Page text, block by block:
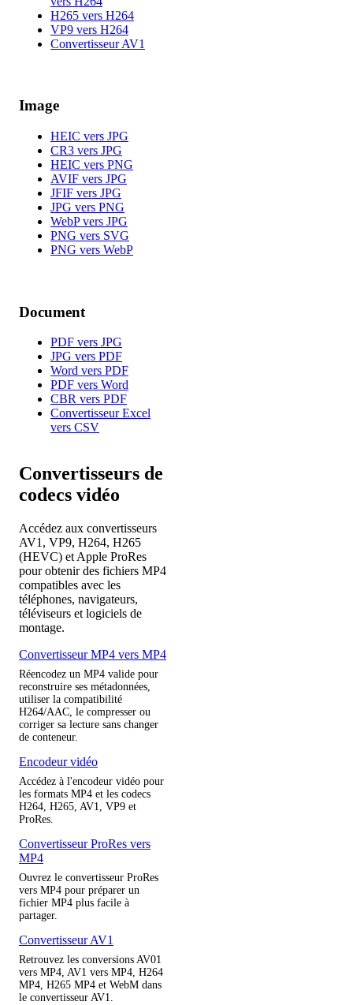
H265 vers H264
VP9 vers H264
Convertisseur AV1
Image
HEIC vers JPG
CR3 vers JPG
HEIC vers PNG
AVIF vers JPG
JFIF vers JPG
JPG vers PNG
WebP vers JPG
PNG vers SVG
PNG vers WebP
Document
PDF vers JPG
JPG vers PDF
Word vers PDF
PDF vers Word
CBR vers PDF
Convertisseur Excel
vers CSV
Convertisseurs de
codecs vidéo
Accédez aux convertisseurs
AV1, VP9, H264, H265
(HEVC) et Apple ProRes
pour obtenir des fichiers MP4
compatibles avec les
téléphones, navigateurs,
téléviseurs et logiciels de
montage.
Convertisseur MP4 vers MP4
Réencodez un MP4 valide pour
reconstruire ses métadonnées,
utiliser la compatibilité
H264/AAC, le compresser ou
corriger sa lecture sans changer
de conteneur.
Encodeur vidéo
Accédez à l'encodeur vidéo pour
les formats MP4 et les codecs
H264, H265, AV1, VP9 et
ProRes.
Convertisseur ProRes vers
MP4
Ouvrez le convertisseur ProRes
vers MP4 pour préparer un
fichier MP4 plus facile à
partager.
Convertisseur AV1
Retrouvez les conversions AV01
vers MP4, AV1 vers MP4, H264
MP4, H265 MP4 et WebM dans
le convertisseur AV1.